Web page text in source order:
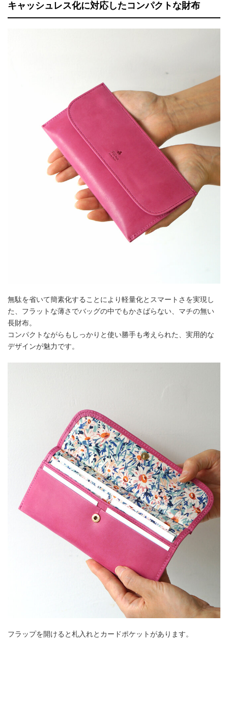
キャッシュレス化に対応したコンパクトな財布
無駄を省いて簡素化することにより軽量化とスマートさを実現し
た、フラットな薄さでバッグの中でもかさばらない、マチの無い
長財布。
コンパクトながらもしっかりと使い勝手も考えられた、実用的な
デザインが魅力です。
フラップを開けると札入れとカードポケットがあります。